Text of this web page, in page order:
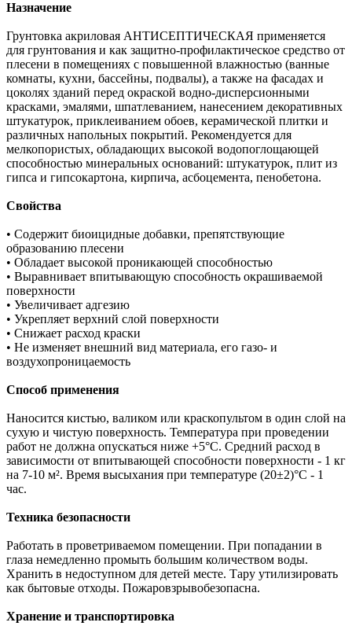
Назначение
Грунтовка акриловая АНТИСЕПТИЧЕСКАЯ применяется
для грунтования и как защитно-профилактическое средство от
плесени в помещениях с повышенной влажностью (ванные
комнаты, кухни, бассейны, подвалы), а также на фасадах и
цоколях зданий перед окраской водно-дисперсионными
красками, эмалями, шпатлеванием, нанесением декоративных
штукатурок, приклеиванием обоев, керамической плитки и
различных напольных покрытий. Рекомендуется для
мелкопористых, обладающих высокой водопоглощающей
способностью минеральных оснований: штукатурок, плит из
гипса и гипсокартона, кирпича, асбоцемента, пенобетона.
Свойства
• Содержит биоицидные добавки, препятствующие
образованию плесени
• Обладает высокой проникающей способностью
• Выравнивает впитывающую способность окрашиваемой
поверхности
• Увеличивает адгезию
• Укрепляет верхний слой поверхности
• Снижает расход краски
• Не изменяет внешний вид материала, его газо- и
воздухопроницаемость
Способ применения
Наносится кистью, валиком или краскопультом в один слой на
сухую и чистую поверхность. Температура при проведении
работ не должна опускаться ниже +5°C. Средний расход в
зависимости от впитывающей способности поверхности - 1 кг
на 7-10 м². Время высыхания при температуре (20±2)°C - 1
час.
Техника безопасности
Работать в проветриваемом помещении. При попадании в
глаза немедленно промыть большим количеством воды.
Хранить в недоступном для детей месте. Тару утилизировать
как бытовые отходы. Пожаровзрывобезопасна.
Хранение и транспортировка